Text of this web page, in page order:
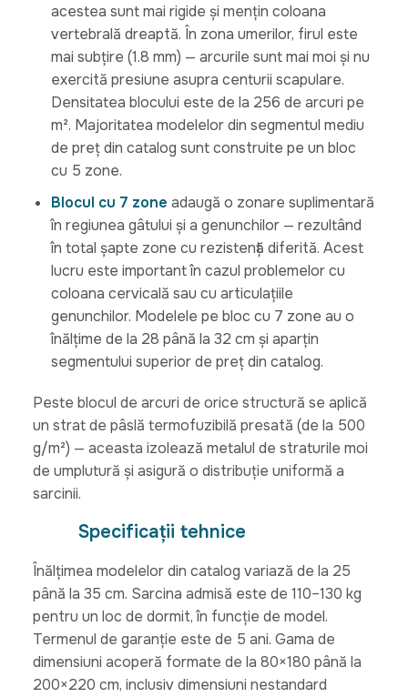
acestea sunt mai rigide și mențin coloana
vertebrală dreaptă. În zona umerilor, firul este
mai subțire (1.8 mm) — arcurile sunt mai moi și nu
exercită presiune asupra centurii scapulare.
Densitatea blocului este de la 256 de arcuri pe
m². Majoritatea modelelor din segmentul mediu
de preț din catalog sunt construite pe un bloc
cu 5 zone.
Blocul cu 7 zone adaugă o zonare suplimentară
în regiunea gâtului și a genunchilor — rezultând
în total șapte zone cu rezistență diferită. Acest
lucru este important în cazul problemelor cu
coloana cervicală sau cu articulațiile
genunchilor. Modelele pe bloc cu 7 zone au o
înălțime de la 28 până la 32 cm și aparțin
segmentului superior de preț din catalog.
Peste blocul de arcuri de orice structură se aplică
un strat de pâslă termofuzibilă presată (de la 500
g/m²) — aceasta izolează metalul de straturile moi
de umplutură și asigură o distribuție uniformă a
sarcinii.
Specificații tehnice
Înălțimea modelelor din catalog variază de la 25
până la 35 cm. Sarcina admisă este de 110–130 kg
pentru un loc de dormit, în funcție de model.
Termenul de garanție este de 5 ani. Gama de
dimensiuni acoperă formate de la 80×180 până la
200×220 cm, inclusiv dimensiuni nestandard